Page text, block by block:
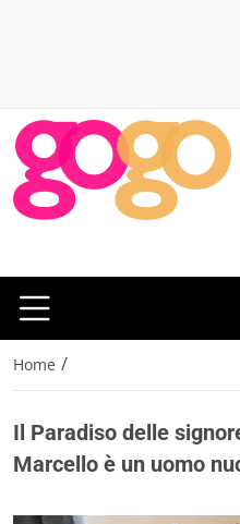
Home /
Il Paradiso delle
Marcello è un uomo